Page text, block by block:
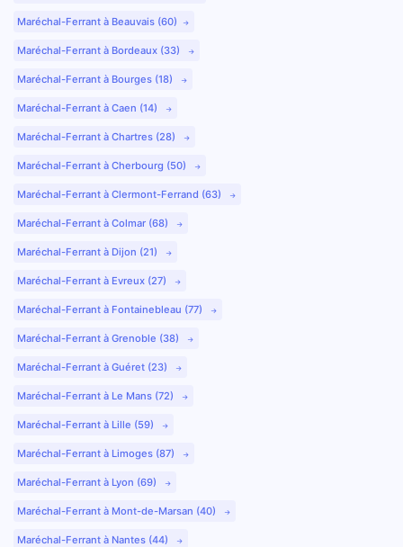
Maréchal-Ferrant à Beauvais (60)
Maréchal-Ferrant à Bordeaux (33)
Maréchal-Ferrant à Bourges (18)
Maréchal-Ferrant à Caen (14)
Maréchal-Ferrant à Chartres (28)
Maréchal-Ferrant à Cherbourg (50)
Maréchal-Ferrant à Clermont-Ferrand (63)
Maréchal-Ferrant à Colmar (68)
Maréchal-Ferrant à Dijon (21)
Maréchal-Ferrant à Evreux (27)
Maréchal-Ferrant à Fontainebleau (77)
Maréchal-Ferrant à Grenoble (38)
Maréchal-Ferrant à Guéret (23)
Maréchal-Ferrant à Le Mans (72)
Maréchal-Ferrant à Lille (59)
Maréchal-Ferrant à Limoges (87)
Maréchal-Ferrant à Lyon (69)
Maréchal-Ferrant à Mont-de-Marsan (40)
Maréchal-Ferrant à Nantes (44)